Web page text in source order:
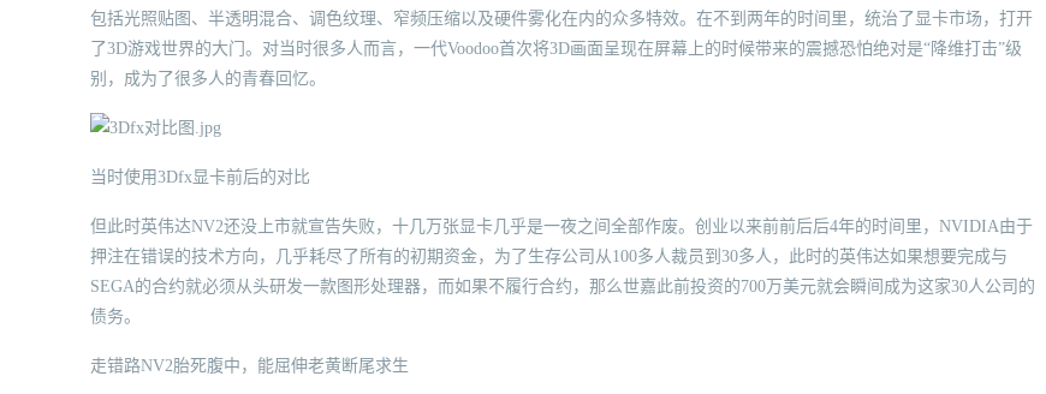
包括光照贴图、半透明混合、调色纹理、窄频压缩以及硬件雾化在内的众多特效。在不到两年的时间里，统治了显卡市场，打开
了3D游戏世界的大门。对当时很多人而言，一代Voodoo首次将3D画面呈现在屏幕上的时候带来的震撼恐怕绝对是“降维打击”级
别，成为了很多人的青春回忆。
当时使用3Dfx显卡前后的对比
但此时英伟达NV2还没上市就宣告失败，十几万张显卡几乎是一夜之间全部作废。创业以来前前后后4年的时间里，NVIDIA由于
押注在错误的技术方向，几乎耗尽了所有的初期资金，为了生存公司从100多人裁员到30多人，此时的英伟达如果想要完成与
SEGA的合约就必须从头研发一款图形处理器，而如果不履行合约，那么世嘉此前投资的700万美元就会瞬间成为这家30人公司的
债务。
走错路NV2胎死腹中，能屈伸老黄断尾求生